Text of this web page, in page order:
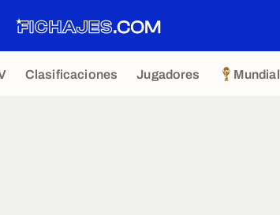
Clasificaciones Jugadores Mundial